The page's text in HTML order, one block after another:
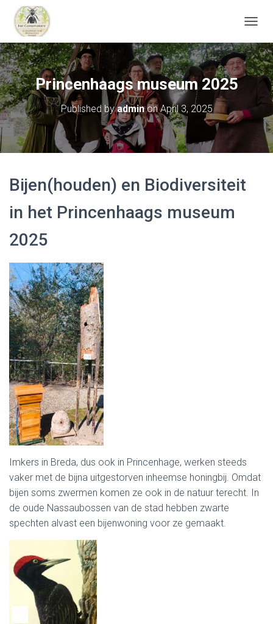
O
G
G
L
Princenhaags museum 2025
Published byadminonApril 3, 2025
Bijen(houden) en Biodiversiteit
in het Princenhaags museum
2025
Imkers in Breda, dus ook in Princenhage, werken steeds
vaker met de bijna uitgestorven inheemse honingbij. Omdat
bijen soms zwermen komen ze ook in de natuur terecht. In
de oude Nassaubossen van de stad hebben zwarte
spechten alvast een bijenwoning voor ze gemaakt.